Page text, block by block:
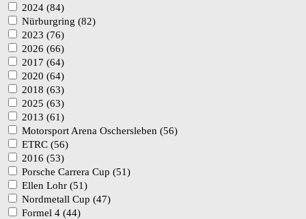
2024 (84)
Nürburgring (82)
2023 (76)
2026 (66)
2017 (64)
2020 (64)
2018 (63)
2025 (63)
2013 (61)
Motorsport Arena Oschersleben (56)
ETRC (56)
2016 (53)
Porsche Carrera Cup (51)
Ellen Lohr (51)
Nordmetall Cup (47)
Formel 4 (44)